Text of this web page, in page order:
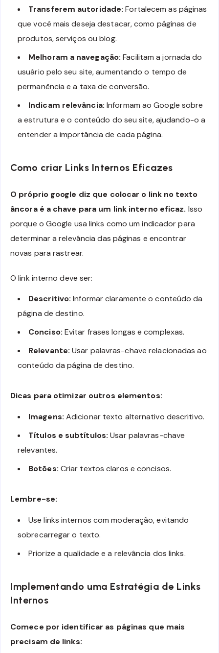
Transferem autoridade: Fortalecem as páginas
que você mais deseja destacar, como páginas de
produtos, serviços ou blog.
Melhoram a navegação: Facilitam a jornada do
usuário pelo seu site, aumentando o tempo de
permanência e a taxa de conversão.
Indicam relevância: Informam ao Google sobre
a estrutura e o conteúdo do seu site, ajudando-o a
entender a importância de cada página.
Como criar Links Internos Eficazes
O próprio google diz que colocar o link no texto
âncora é a chave para um link interno eficaz. Isso
porque o Google usa links como um indicador para
determinar a relevância das páginas e encontrar
novas para rastrear.
O link interno deve ser:
Descritivo: Informar claramente o conteúdo da
página de destino.
Conciso: Evitar frases longas e complexas.
Relevante: Usar palavras-chave relacionadas ao
conteúdo da página de destino.
Dicas para otimizar outros elementos:
Imagens: Adicionar texto alternativo descritivo.
Títulos e subtítulos: Usar palavras-chave
relevantes.
Botões: Criar textos claros e concisos.
Lembre-se:
Use links internos com moderação, evitando
sobrecarregar o texto.
Priorize a qualidade e a relevância dos links.
Implementando uma Estratégia de Links
Internos
Comece por identificar as páginas que mais
precisam de links: